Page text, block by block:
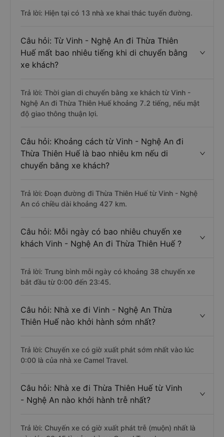
Trả lời: Hiện tại có 13 nhà xe khai thác tuyến đường.
Câu hỏi: Từ Vinh - Nghệ An đi Thừa Thiên
Huế mất bao nhiêu tiếng khi di chuyển bằng
xe khách?
Trả lời: Thời gian di chuyển bằng xe khách từ Vinh -
Nghệ An đi Thừa Thiên Huế khoảng 7.2 tiếng, nếu mật
độ giao thông thuận lợi.
Câu hỏi: Khoảng cách từ Vinh - Nghệ An đi
Thừa Thiên Huế là bao nhiêu km nếu di
chuyển bằng xe khách?
Trả lời: Đoạn đường đi Thừa Thiên Huế từ Vinh - Nghệ
An có chiều dài khoảng 427 km.
Câu hỏi: Mỗi ngày có bao nhiêu chuyến xe
khách Vinh - Nghệ An đi Thừa Thiên Huế ?
Trả lời: Trung bình mỗi ngày có khoảng 38 chuyến xe
bắt đầu từ 0:00 đến 23:45.
Câu hỏi: Nhà xe đi Vinh - Nghệ An Thừa
Thiên Huế nào khởi hành sớm nhất?
Trả lời: Chuyến xe có giờ xuất phát sớm nhất vào lúc
0:00 là của nhà xe Camel Travel.
Câu hỏi: Nhà xe đi Thừa Thiên Huế từ Vinh
- Nghệ An nào khởi hành trễ nhất?
Trả lời: Chuyến xe có giờ xuất phát trễ (muộn) nhất là